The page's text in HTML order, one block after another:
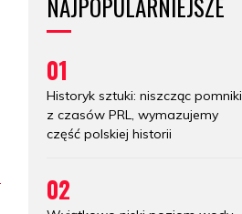
01
Historyk sztuki: niszcząc pomniki
z czasów PRL, wymazujemy
część polskiej historii
02